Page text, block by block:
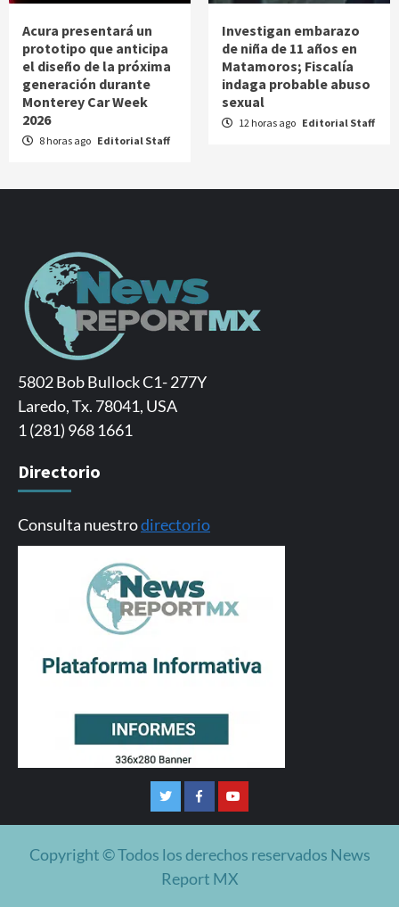
Acura presentará un
prototipo que anticipa
el diseño de la próxima
generación durante
Monterey Car Week
2026
8 horas ago Editorial Staff
Investigan embarazo
de niña de 11 años en
Matamoros; Fiscalía
indaga probable abuso
sexual
12 horas ago Editorial Staff
5802 Bob Bullock C1- 277Y
Laredo, Tx. 78041, USA
1 (281) 968 1661
Directorio
Consulta nuestrodirectorio
TwitterFacebookYoutube
Copyright © Todos los derechos reservados News
Report MX